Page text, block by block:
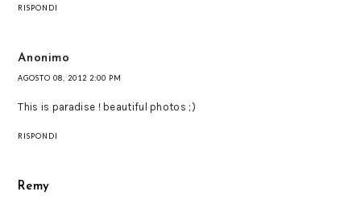
RISPONDI
Anonimo
AGOSTO 08, 2012 2:00 PM
This is paradise ! beautiful photos ;)
RISPONDI
Remy